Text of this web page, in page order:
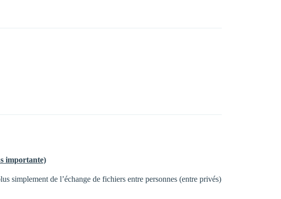
importante)
simplement de l’échange de fichiers entre personnes (entre privés)